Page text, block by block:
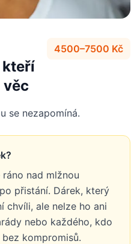
kteří
4500–7500 Kč
se nezapomíná.
nad mlžnou
přistání. Dárek, který
chvíli, ale nelze ho ani
nebo každého, kdo
kompromisů.